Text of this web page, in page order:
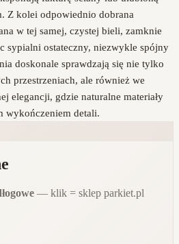
Z kolei odpowiednio dobrana
w tej samej, czystej bieli, zamknie
sypialni ostateczny, niezwykle spójny
doskonale sprawdzają się nie tylko
przestrzeniach, ale również we
elegancji, gdzie naturalne materiały
wykończeniem detali.
— klik = sklep parkiet.pl